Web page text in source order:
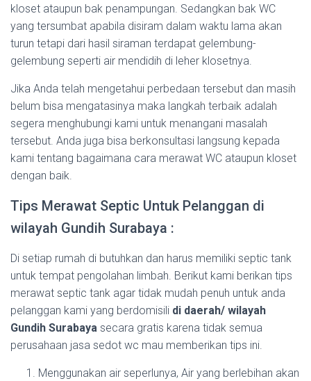
kloset ataupun bak penampungan. Sedangkan bak WC
yang tersumbat apabila disiram dalam waktu lama akan
turun tetapi dari hasil siraman terdapat gelembung-
gelembung seperti air mendidih di leher klosetnya.
Jika Anda telah mengetahui perbedaan tersebut dan masih
belum bisa mengatasinya maka langkah terbaik adalah
segera menghubungi kami untuk menangani masalah
tersebut. Anda juga bisa berkonsultasi langsung kepada
kami tentang bagaimana cara merawat WC ataupun kloset
dengan baik.
Tips Merawat Septic Untuk Pelanggan di
wilayah Gundih Surabaya :
Di setiap rumah di butuhkan dan harus memiliki septic tank
untuk tempat pengolahan limbah. Berikut kami berikan tips
merawat septic tank agar tidak mudah penuh untuk anda
pelanggan kami yang berdomisili di daerah/ wilayah
Gundih Surabaya secara gratis karena tidak semua
perusahaan jasa sedot wc mau memberikan tips ini.
Menggunakan air seperlunya, Air yang berlebihan akan